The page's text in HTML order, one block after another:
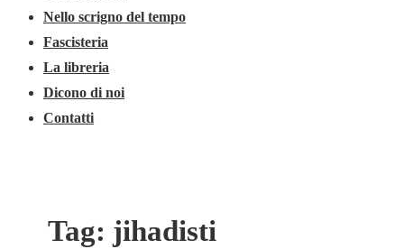
Nello scrigno del tempo
Fascisteria
La libreria
Dicono di noi
Contatti
Tag: jihadisti